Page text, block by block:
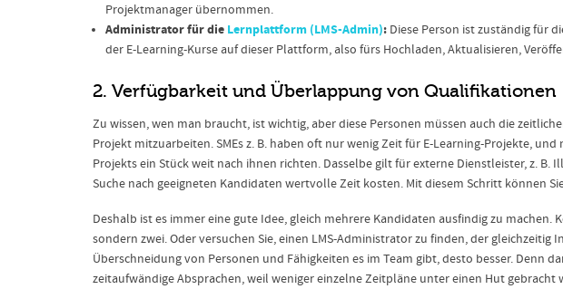
Projektmanager übernommen.
Administrator für die Lernplattform (LMS-Admin): Diese Person ist zuständig für
der E-Learning-Kurse auf dieser Plattform, also fürs Hochladen, Aktualisieren,
2. Verfügbarkeit und Überlappung von Qualifikationen
Zu wissen, wen man braucht, ist wichtig, aber diese Personen müssen auch die
Projekt mitzuarbeiten. SMEs z. B. haben oft nur wenig Zeit für E-Learning-Projekte,
Projekts ein Stück weit nach ihnen richten. Dasselbe gilt für externe Dienstleister, z. B.
Suche nach geeigneten Kandidaten wertvolle Zeit kosten. Mit diesem Schritt können
Deshalb ist es immer eine gute Idee, gleich mehrere Kandidaten ausfindig zu machen.
sondern zwei. Oder versuchen Sie, einen LMS-Administrator zu finden, der gleichzeitig
Überschneidung von Personen und Fähigkeiten es im Team gibt, desto besser. Denn
zeitaufwändige Absprachen, weil weniger einzelne Zeitpläne unter einen Hut gebracht